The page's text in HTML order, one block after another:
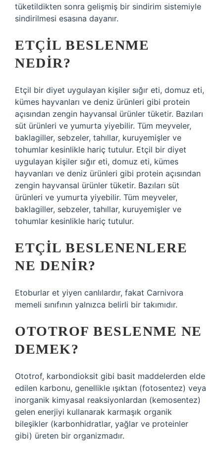
tüketildikten sonra gelişmiş bir sindirim sistemiyle
sindirilmesi esasına dayanır.
ETÇIL BESLENME
NEDIR?
Etçil bir diyet uygulayan kişiler sığır eti, domuz eti,
kümes hayvanları ve deniz ürünleri gibi protein
açısından zengin hayvansal ürünler tüketir. Bazıları
süt ürünleri ve yumurta yiyebilir. Tüm meyveler,
baklagiller, sebzeler, tahıllar, kuruyemişler ve
tohumlar kesinlikle hariç tutulur. Etçil bir diyet
uygulayan kişiler sığır eti, domuz eti, kümes
hayvanları ve deniz ürünleri gibi protein açısından
zengin hayvansal ürünler tüketir. Bazıları süt
ürünleri ve yumurta yiyebilir. Tüm meyveler,
baklagiller, sebzeler, tahıllar, kuruyemişler ve
tohumlar kesinlikle hariç tutulur.
ETÇIL BESLENENLERE
NE DENIR?
Etoburlar et yiyen canlılardır, fakat Carnivora
memeli sınıfının yalnızca belirli bir takımıdır.
OTOTROF BESLENME NE
DEMEK?
Ototrof, karbondioksit gibi basit maddelerden elde
edilen karbonu, genellikle ışıktan (fotosentez) veya
inorganik kimyasal reaksiyonlardan (kemosentez)
gelen enerjiyi kullanarak karmaşık organik
bileşikler (karbonhidratlar, yağlar ve proteinler
gibi) üreten bir organizmadır.